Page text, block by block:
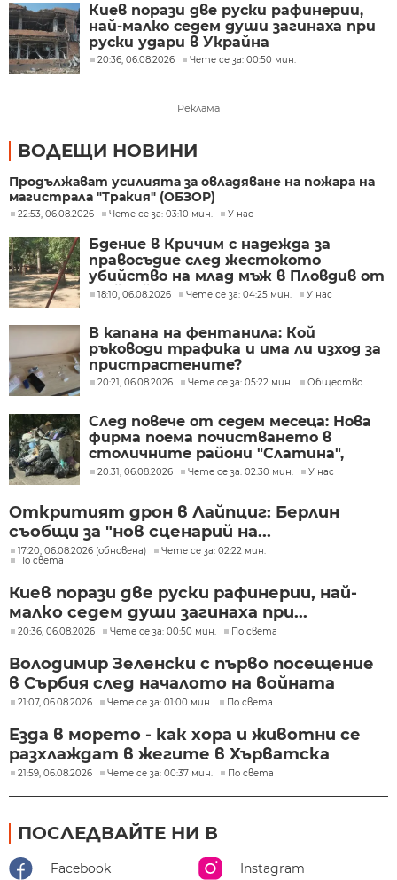
Киев порази две руски рафинерии,
най-малко седем души загинаха при
руски удари в Украйна
20:36, 06.08.2026 Чете се за: 00:50 мин.
Реклама
ВОДЕЩИ НОВИНИ
Продължават усилията за овладяване на пожара на
магистрала "Тракия" (ОБЗОР)
22:53, 06.08.2026 Чете се за: 03:10 мин. У нас
Бдение в Кричим с надежда за
правосъдие след жестокото
убийство на млад мъж в Пловдив от
тийнейджъри
18:10, 06.08.2026 Чете се за: 04:25 мин. У нас
В капана на фентанила: Кой
ръководи трафика и има ли изход за
пристрастените?
20:21, 06.08.2026 Чете се за: 05:22 мин. Общество
След повече от седем месеца: Нова
фирма поема почистването в
столичните райони "Слатина",
"Подуяне" и "Изгрев"
20:31, 06.08.2026 Чете се за: 02:30 мин. У нас
Откритият дрон в Лайпциг: Берлин
съобщи за "нов сценарий на...
17:20, 06.08.2026 (обновена)
Чете се за: 02:22 мин.
По света
Киев порази две руски рафинерии, най-
малко седем души загинаха при...
20:36, 06.08.2026 Чете се за: 00:50 мин. По света
Володимир Зеленски с първо посещение
в Сърбия след началото на войната
21:07, 06.08.2026 Чете се за: 01:00 мин. По света
Езда в морето - как хора и животни се
разхлаждат в жегите в Хърватска
21:59, 06.08.2026 Чете се за: 00:37 мин. По света
ПОСЛЕДВАЙТЕ НИ В
Facebook Instagram